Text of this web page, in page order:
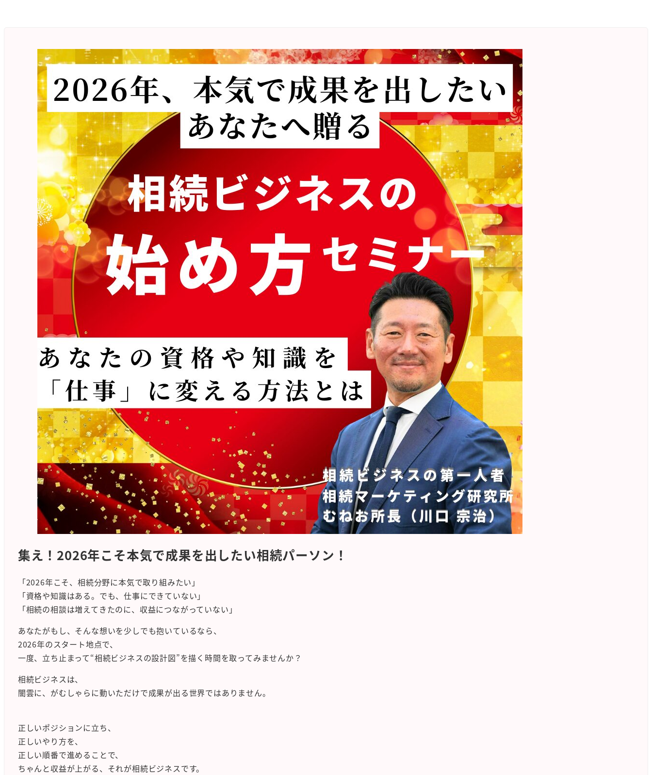
集え！2026年こそ本気で成果を出したい相続パーソン！
「2026年こそ、相続分野に本気で取り組みたい」
「資格や知識はある。でも、仕事にできていない」
「相続の相談は増えてきたのに、収益につながっていない」
あなたがもし、そんな想いを少しでも抱いているなら、
2026年のスタート地点で、
一度、立ち止まって“相続ビジネスの設計図”を描く時間を取ってみませんか？
相続ビジネスは、
闇雲に、がむしゃらに動いただけで成果が出る世界ではありません。
正しいポジションに立ち、
正しいやり方を、
正しい順番で進めることで、
ちゃんと収益が上がる、それが相続ビジネスです。